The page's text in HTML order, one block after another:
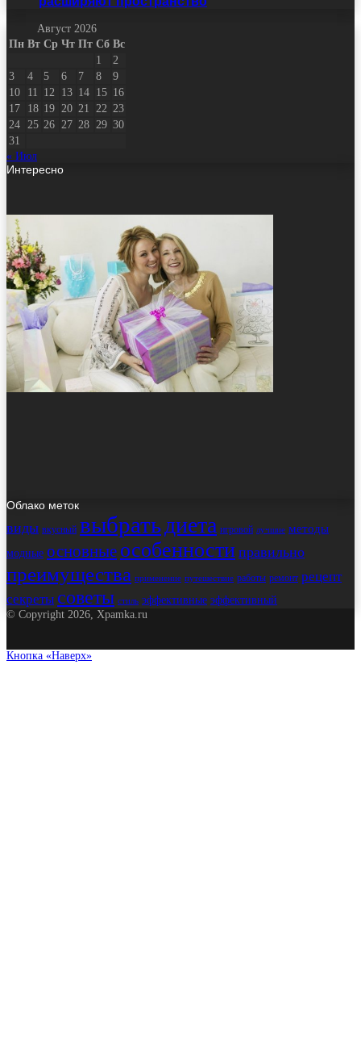
Август 2026
Пн Вт Ср Чт Пт Сб Вс
1
2
3
4 5 6 7 8
9
10
11 12 13 14 15 16
17
18 19 20 21 22 23
24
25 26 27 28 29 30
31
« Июл
Интересно
Облако меток
виды вкусный выбратьдиета игровой лучшие методы
модные основные особенности правильно
преимущества применение путешествие работы ремонт рецепт
секреты советы стиль эффективные эффективный
© Copyright 2026, Xpamka.ru
Кнопка «Наверх»